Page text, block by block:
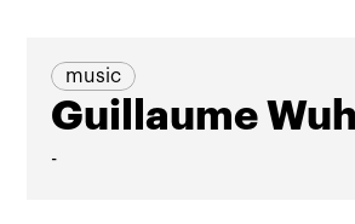
music
Guillaume
-